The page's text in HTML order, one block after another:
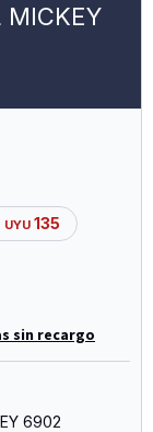
MICKEY
UYU 135
sin recargo
6902